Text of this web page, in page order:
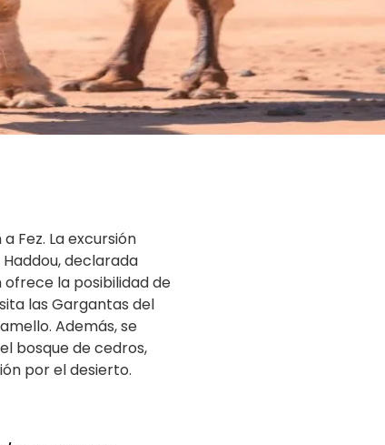
Fez. La excursión
, declarada
ofrece la posibilidad de
las Gargantas del
Además, se
bosque de cedros,
por el desierto.